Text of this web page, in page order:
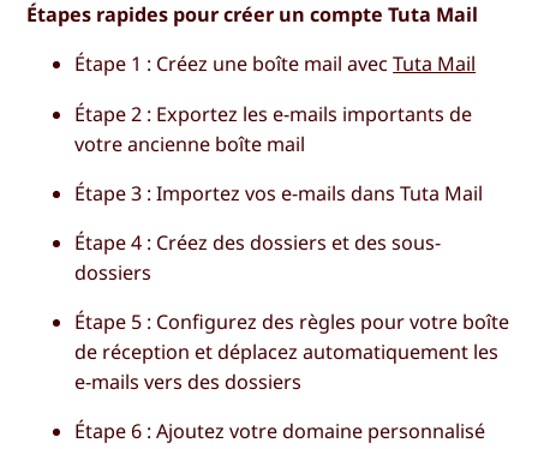
Étapes rapides pour créer un compte Tuta Mail
Étape 1 : Créez une boîte mail avecTuta Mail
Étape 2 : Exportez les e-mails importants de
votre ancienne boîte mail
Étape 3 : Importez vos e-mails dans Tuta Mail
Étape 4 : Créez des dossiers et des sous-
dossiers
Étape 5 : Configurez des règles pour votre boîte
de réception et déplacez automatiquement les
e-mails vers des dossiers
Étape 6 : Ajoutez votre domaine personnalisé